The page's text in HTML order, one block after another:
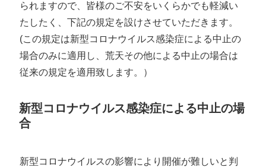
られますので、皆様のご不安をいくらかでも軽減い
たしたく、下記の規定を設けさせていただきます。
(この規定は新型コロナウイルス感染症による中止の
場合のみに適用し、荒天その他による中止の場合は
従来の規定を適用致します。）
新型コロナウイルス感染症による中止の場
合
新型コロナウイルスの影響により開催が難しいと判